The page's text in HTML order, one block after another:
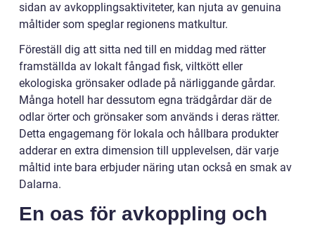
sidan av avkopplingsaktiviteter, kan njuta av genuina
måltider som speglar regionens matkultur.
Föreställ dig att sitta ned till en middag med rätter
framställda av lokalt fångad fisk, viltkött eller
ekologiska grönsaker odlade på närliggande gårdar.
Många hotell har dessutom egna trädgårdar där de
odlar örter och grönsaker som används i deras rätter.
Detta engagemang för lokala och hållbara produkter
adderar en extra dimension till upplevelsen, där varje
måltid inte bara erbjuder näring utan också en smak av
Dalarna.
En oas för avkoppling och